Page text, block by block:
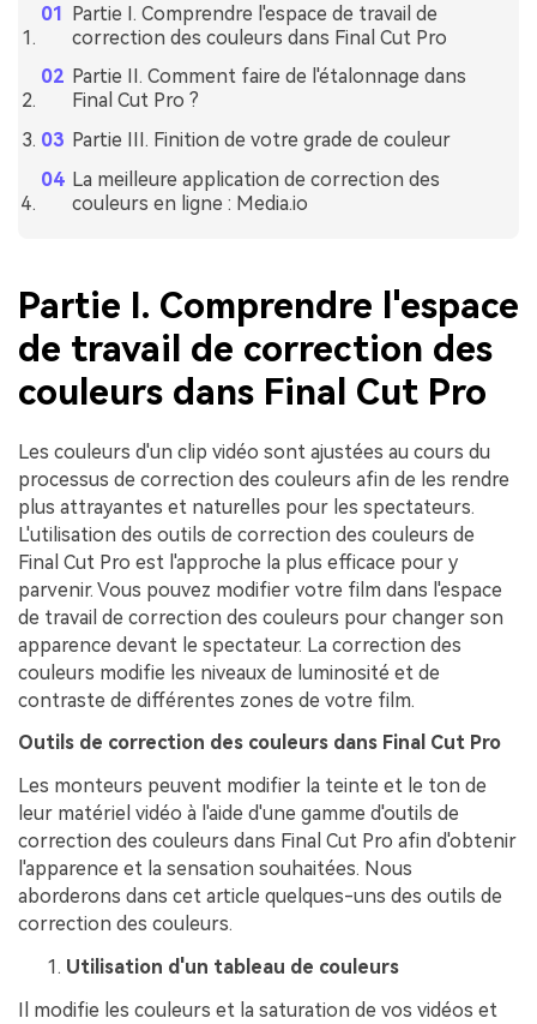
Partie I. Comprendre l'espace de travail de
correction des couleurs dans Final Cut Pro
Partie II. Comment faire de l'étalonnage dans
Final Cut Pro ?
Partie III. Finition de votre grade de couleur
La meilleure application de correction des
couleurs en ligne : Media.io
Partie I. Comprendre l'espace
de travail de correction des
couleurs dans Final Cut Pro
Les couleurs d'un clip vidéo sont ajustées au cours du
processus de correction des couleurs afin de les rendre
plus attrayantes et naturelles pour les spectateurs.
L'utilisation des outils de correction des couleurs de
Final Cut Pro est l'approche la plus efficace pour y
parvenir. Vous pouvez modifier votre film dans l'espace
de travail de correction des couleurs pour changer son
apparence devant le spectateur. La correction des
couleurs modifie les niveaux de luminosité et de
contraste de différentes zones de votre film.
Outils de correction des couleurs dans Final Cut Pro
Les monteurs peuvent modifier la teinte et le ton de
leur matériel vidéo à l'aide d'une gamme d'outils de
correction des couleurs dans Final Cut Pro afin d'obtenir
l'apparence et la sensation souhaitées. Nous
aborderons dans cet article quelques-uns des outils de
correction des couleurs.
Utilisation d'un tableau de couleurs
Il modifie les couleurs et la saturation de vos vidéos et